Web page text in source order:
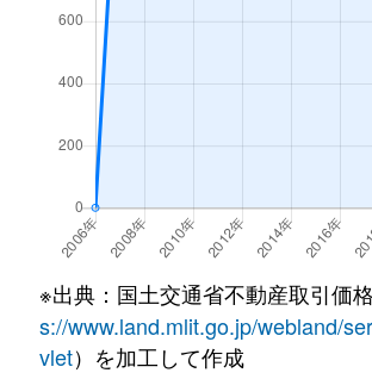
※出典：国土交通省不動産取引価
s://www.land.mlit.go.jp/webland/
vlet）を加工して作成